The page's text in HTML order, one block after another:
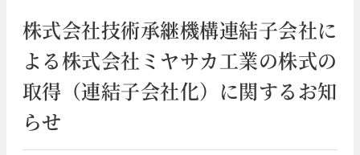
株式会社技術承継機構連結子会社に
よる株式会社ミヤサカ工業の株式の
取得（連結子会社化）に関するお知
らせ